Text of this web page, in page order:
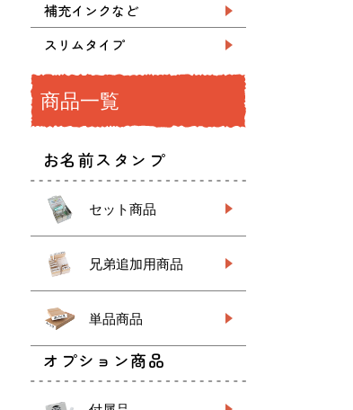
補充インクなど
スリムタイプ
商品一覧
お名前スタンプ
セット商品
兄弟追加用商品
単品商品
オプション商品